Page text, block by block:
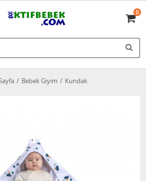
0
Bebek Giyim Kundak